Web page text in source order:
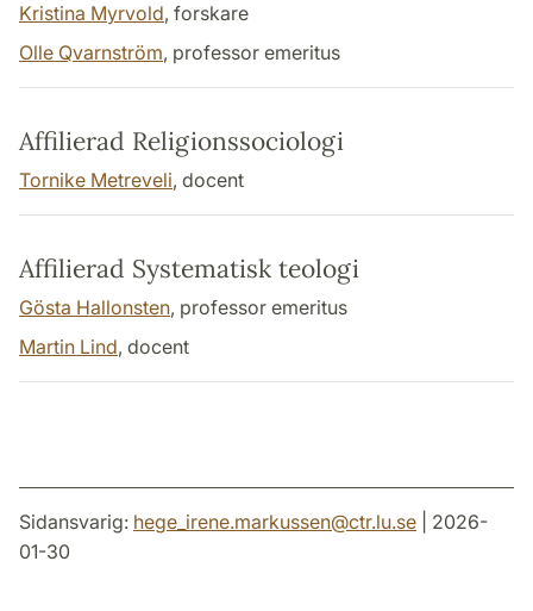
Kristina Myrvold, forskare
Olle Qvarnström, professor emeritus
Affilierad Religionssociologi
Tornike Metreveli, docent
Affilierad Systematisk teologi
Gösta Hallonsten, professor emeritus
Martin Lind, docent
Sidansvarig: hege_irene.markussen@ctr.lu.se | 2026-
01-30